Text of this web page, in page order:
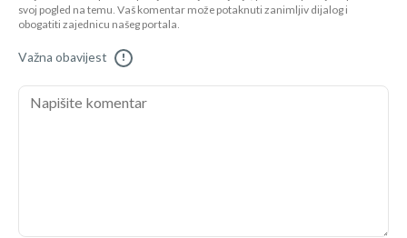
svoj pogled na temu. Vaš komentar može potaknuti zanimljiv dijalog i
obogatiti zajednicu našeg portala.
Važna obavijest !